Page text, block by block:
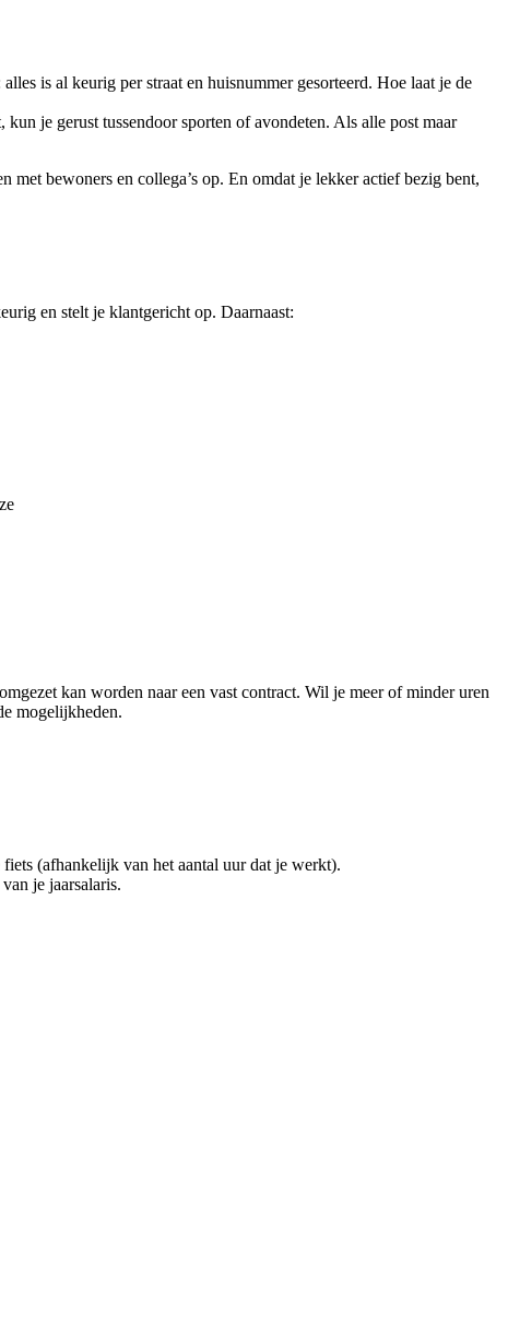
is al keurig per straat en huisnummer gesorteerd. Hoe laat je de
je gerust tussendoor sporten of avondeten. Als alle post maar
bewoners en collega’s op. En omdat je lekker actief bezig bent,
en stelt je klantgericht op. Daarnaast:
kan worden naar een vast contract. Wil je meer of minder uren
mogelijkheden.
(afhankelijk van het aantal uur dat je werkt).
je jaarsalaris.